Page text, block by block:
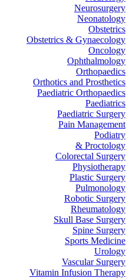
Neurosurgery
Neonatology
Obstetrics
Obstetrics & Gynaecology
Oncology
Ophthalmology
Orthopaedics
Orthotics and Prosthetics
Paediatric Orthopaedics
Paediatrics
Paediatric Surgery
Pain Management
Podiatry
Proctology &
Colorectal Surgery
Physiotherapy
Plastic Surgery
Pulmonology
Robotic Surgery
Rheumatology
Skull Base Surgery
Spine Surgery
Sports Medicine
Urology
Vascular Surgery
Vitamin Infusion Therapy